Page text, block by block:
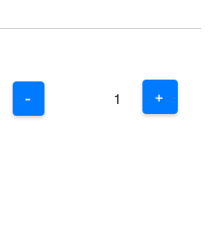
-
3
1
+